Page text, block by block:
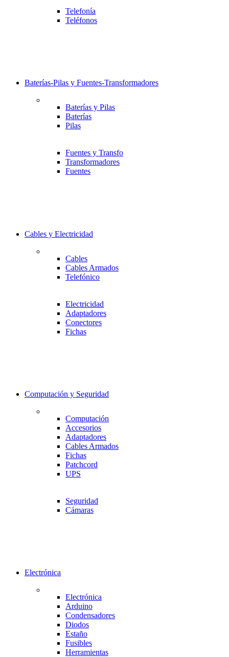
Telefonía
Teléfonos
Baterías-Pilas y Fuentes-Transformadores
Baterías y Pilas
Baterías
Pilas
Fuentes y Transfo
Transformadores
Fuentes
Cables y Electricidad
Cables
Cables Armados
Telefónico
Electricidad
Adaptadores
Conectores
Fichas
Computación y Seguridad
Computación
Accesorios
Adaptadores
Cables Armados
Fichas
Patchcord
UPS
Seguridad
Cámaras
Electrónica
Electrónica
Arduino
Condensadores
Diodos
Estaño
Fusibles
Herramientas